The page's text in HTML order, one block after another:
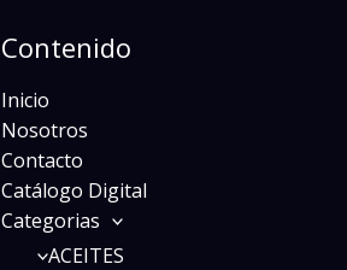
Contenido
Inicio
Nosotros
Contacto
Catálogo Digital
Categorias
ACEITES